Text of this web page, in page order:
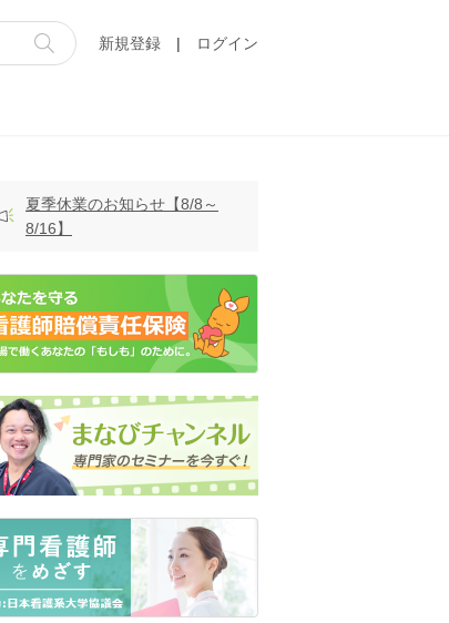
新規登録 | ログイン
夏季休業のお知らせ【8/8～
8/16】